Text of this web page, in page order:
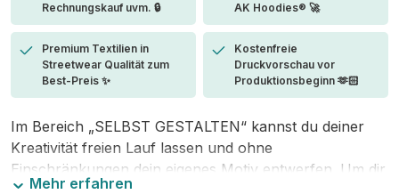
Rechnungskauf uvm. 🔒
AK Hoodies® 🚀
Premium Textilien in
Streetwear Qualität zum
Best-Preis ✨
Kostenfreie
Druckvorschau vor
Produktionsbeginn 🫶🏻
Im Bereich „SELBST GESTALTEN“ kannst du deiner
Kreativität freien Lauf lassen und ohne
Einschränkungen dein eigenes Motiv entwerfen. Um dir
Mehr erfahren